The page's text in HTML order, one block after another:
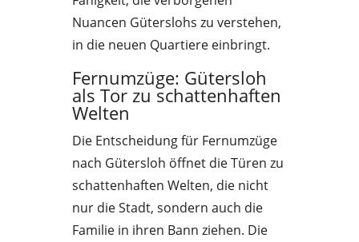
Nuancen Güterslohs zu verstehen,
in die neuen Quartiere einbringt.
Fernumzüge: Gütersloh
als Tor zu schattenhaften
Welten
Die Entscheidung für Fernumzüge
nach Gütersloh öffnet die Türen zu
schattenhaften Welten, die nicht
nur die Stadt, sondern auch die
Familie in ihren Bann ziehen. Die